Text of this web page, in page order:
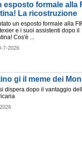
formale alla
La ricostruzione
un esposto formale alla
e i suoi assistenti dopo il
Cos'è ...
7-2026
gi il meme dei
dispera dopo il vantaggio